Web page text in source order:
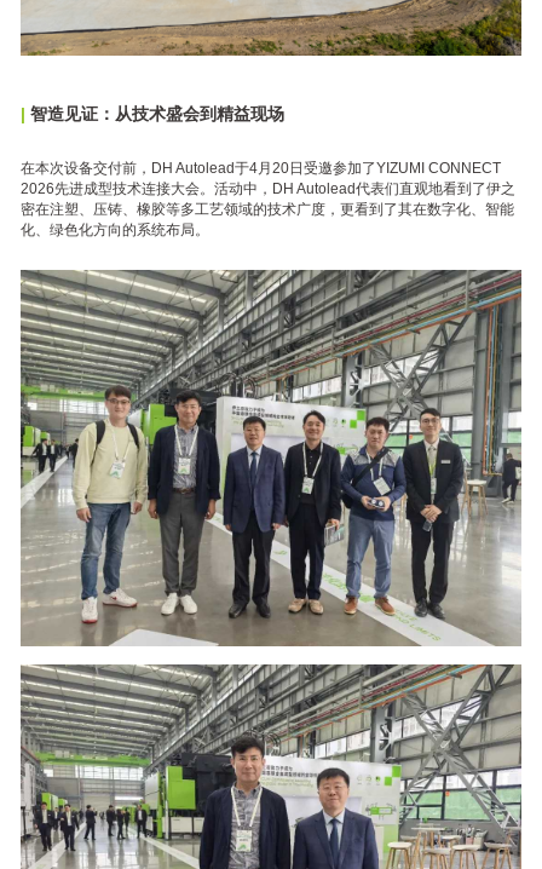
| 智造见证：从技术盛会到精益现场
在本次设备交付前，DH Autolead于4月20日受邀参加了YIZUMI CONNECT
2026先进成型技术连接大会。活动中，DH Autolead代表们直观地看到了伊之
密在注塑、压铸、橡胶等多工艺领域的技术广度，更看到了其在数字化、智能
化、绿色化方向的系统布局。